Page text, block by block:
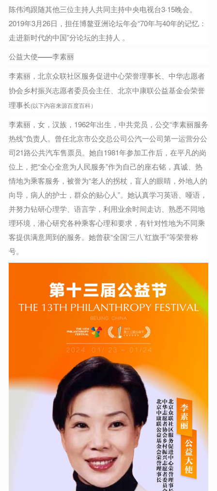
陈伟鸿跟随其他三位主持人共同主持中央电视台3·15晚会。
2019年3月26日，担任博鳌亚洲论坛年会“70年与40年的记忆：
走进新时代的中国”分论坛的主持人 。
公益大使——李素丽
李素丽，北京众联社区服务促进中心荣誉理事长、中华志愿者
协会乡村振兴志愿者委员会主任、北京中康联公益基金会荣誉
理事长(以下内容来源百度百科）
李素丽，女，汉族，1962年出生，中共党员，公交“李素丽服务
热线”负责人。曾任北京市公交总公司公汽一公司第一运营分公
司21路公共汽车售票员。她自1981年参加工作后，在平凡的岗
位上，把“全心全意为人民服务”作为自己的座右铭，真诚、热
情地为乘客服务，被誉为“老人的拐杖，盲人的眼睛，外地人的
向导，病人的护士，群众的贴心人”。她认真学习英语、哑语，
并努力钻研心理学、语言学，利用业余时间走访、熟悉不同地
理环境，潜心研究各种乘客心理和要求，有针对性地为不同乘
客提供满意周到的服务。她曾获“全国‘三八’红旗手”等荣誉称
号。